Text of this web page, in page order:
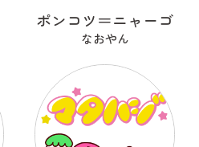
ポンコツ＝ニャーゴ
なおやん